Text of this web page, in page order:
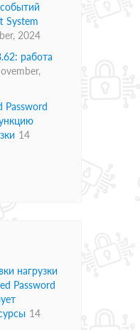
System
2024
работа
Password
14
нагрузки
Password
14